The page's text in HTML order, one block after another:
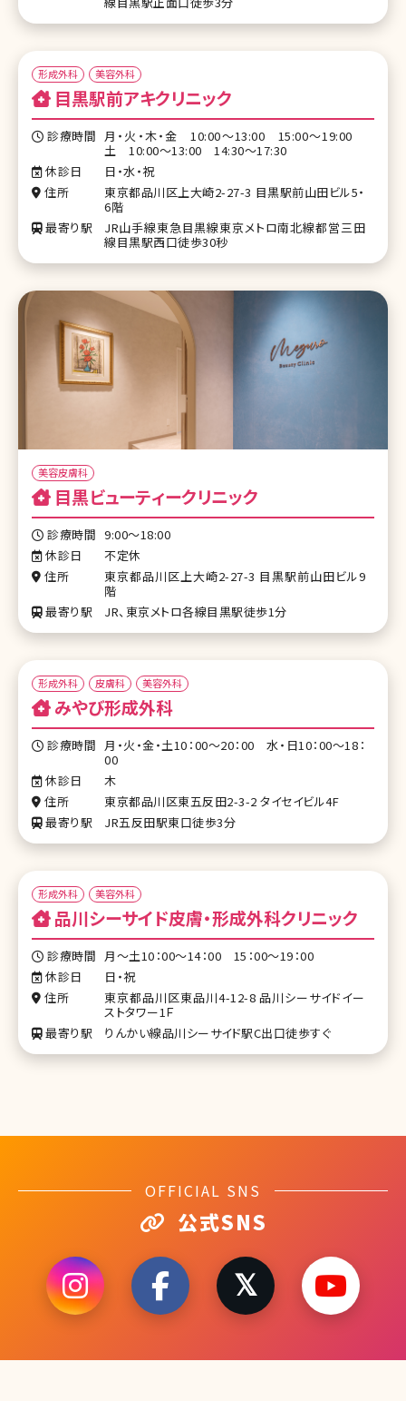
形成外科 美容外科
目黒駅前アキクリニック
診療時間 月・火・木・金 10:00～13:00 15:00～19:00
土 10:00～13:00 14:30～17:30
休診日
日・水・祝
住所
東京都品川区上大崎2-27-3 目黒駅前山田ビル5・
6階
最寄り駅
JR山手線東急目黒線東京メトロ南北線都営三田
線目黒駅西口徒歩30秒
美容皮膚科
目黒ビューティークリニック
診療時間 9:00〜18:00
休診日
不定休
住所
東京都品川区上大崎2-27-3 目黒駅前山田ビル9
階
最寄り駅
JR、東京メトロ各線目黒駅徒歩1分
形成外科 皮膚科 美容外科
みやび形成外科
診療時間 月・火・金・土10：00～20：00 水・日10：00～18：
00
休診日
木
住所
東京都品川区東五反田2-3-2 タイセイビル4F
最寄り駅
JR五反田駅東口徒歩3分
形成外科 美容外科
品川シーサイド皮膚・形成外科クリニック
診療時間 月～土10：00～14：00 15：00～19：00
休診日
日・祝
住所
東京都品川区東品川4-12-8 品川シーサイドイー
ストタワー1Ｆ
最寄り駅
りんかい線品川シーサイド駅C出口徒歩すぐ
OFFICIAL SNS
公式SNS